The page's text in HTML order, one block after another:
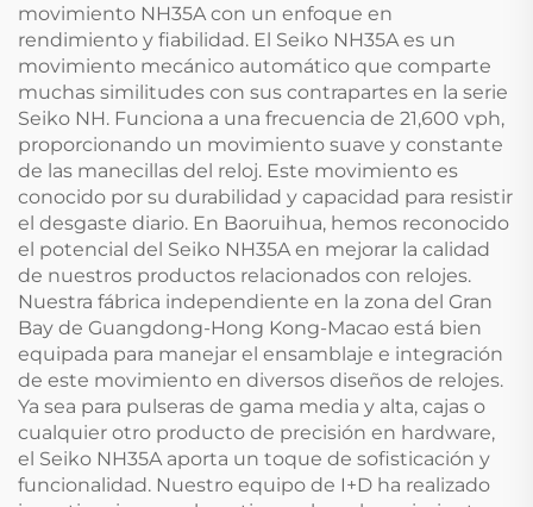
movimiento NH35A con un enfoque en
rendimiento y fiabilidad. El Seiko NH35A es un
movimiento mecánico automático que comparte
muchas similitudes con sus contrapartes en la serie
Seiko NH. Funciona a una frecuencia de 21,600 vph,
proporcionando un movimiento suave y constante
de las manecillas del reloj. Este movimiento es
conocido por su durabilidad y capacidad para resistir
el desgaste diario. En Baoruihua, hemos reconocido
el potencial del Seiko NH35A en mejorar la calidad
de nuestros productos relacionados con relojes.
Nuestra fábrica independiente en la zona del Gran
Bay de Guangdong-Hong Kong-Macao está bien
equipada para manejar el ensamblaje e integración
de este movimiento en diversos diseños de relojes.
Ya sea para pulseras de gama media y alta, cajas o
cualquier otro producto de precisión en hardware,
el Seiko NH35A aporta un toque de sofisticación y
funcionalidad. Nuestro equipo de I+D ha realizado